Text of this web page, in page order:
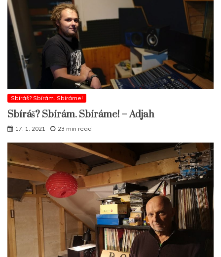
Sbíráš? Sbírám. Sbíráme!
Sbíráš? Sbírám. Sbíráme! – Adjah
17. 1. 2021 23 min read